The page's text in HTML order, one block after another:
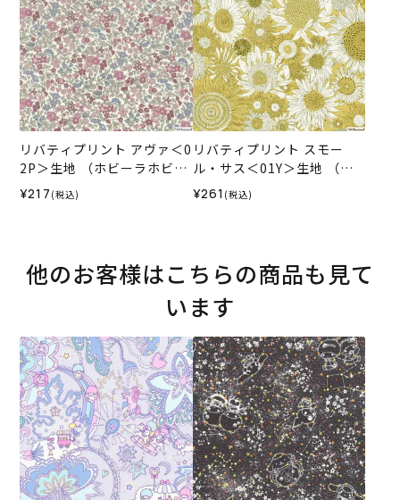
リバティプリント アヴァ＜0
2P＞生地 （ホビーラホビー
レオリジナル）2024AW
¥217 (税込)
リバティプリント スモー
ル・サス＜01Y＞生地 （ホ
ビーラホビーレオリジナ
ル）2025SS
¥261 (税込)
他のお客様はこちらの商品も見て
います